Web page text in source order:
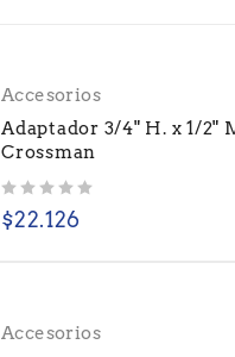
Accesorios
Adaptador 3/4" H. x 1/2"
Crossman
$22.126
Accesorios